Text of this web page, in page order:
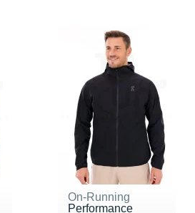
On-Running
Performance